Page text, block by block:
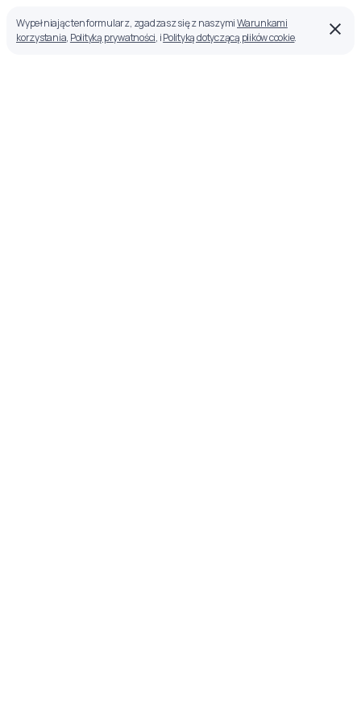
Wypełniając ten formularz, zgadzasz się z naszymiWarunkami
korzystania, Polityką prywatności, iPolityką dotyczącą plików cookie.